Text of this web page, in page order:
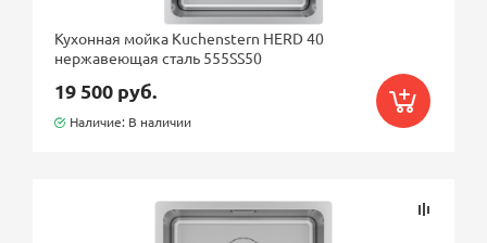
Кухонная мойка Kuchenstern HERD 40
нержавеющая сталь 555SS50
19 500 руб.
Наличие: В наличии